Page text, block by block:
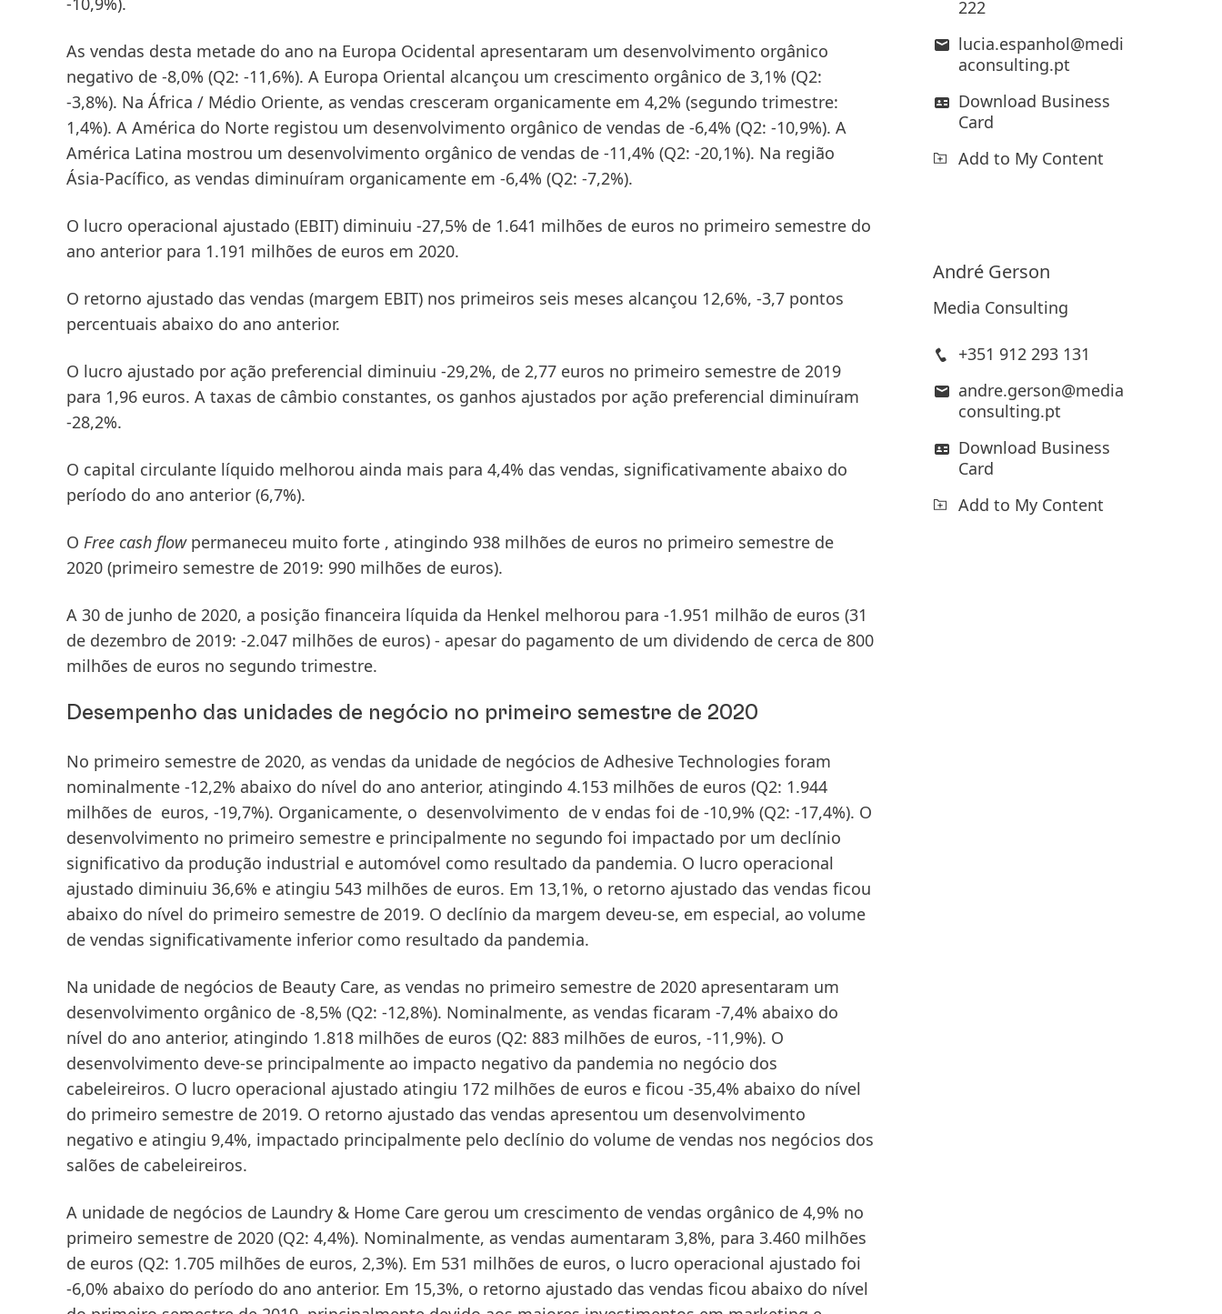
As vendas desta metade do ano na Europa Ocidental apresentaram um desenvolvimento orgânico
negativo de -8,0% (Q2: -11,6%). A Europa Oriental alcançou um crescimento orgânico de 3,1% (Q2:
-3,8%). Na África / Médio Oriente, as vendas cresceram organicamente em 4,2% (segundo trimestre:
1,4%). A América do Norte registou um desenvolvimento orgânico de vendas de -6,4% (Q2: -10,9%). A
América Latina mostrou um desenvolvimento orgânico de vendas de -11,4% (Q2: -20,1%). Na região
Ásia-Pacífico, as vendas diminuíram organicamente em -6,4% (Q2: -7,2%).
O lucro operacional ajustado (EBIT) diminuiu -27,5% de 1.641 milhões de euros no primeiro semestre do
ano anterior para 1.191 milhões de euros em 2020.
O retorno ajustado das vendas (margem EBIT) nos primeiros seis meses alcançou 12,6%, -3,7 pontos
percentuais abaixo do ano anterior.
O lucro ajustado por ação preferencial diminuiu -29,2%, de 2,77 euros no primeiro semestre de 2019
para 1,96 euros. A taxas de câmbio constantes, os ganhos ajustados por ação preferencial diminuíram
-28,2%.
O capital circulante líquido melhorou ainda mais para 4,4% das vendas, significativamente abaixo do
período do ano anterior (6,7%).
O Free cash flowpermaneceu muito forte , atingindo 938 milhões de euros no primeiro semestre de
2020 (primeiro semestre de 2019: 990 milhões de euros).
A 30 de junho de 2020, a posição financeira líquida da Henkel melhorou para -1.951 milhão de euros (31
de dezembro de 2019: -2.047 milhões de euros) - apesar do pagamento de um dividendo de cerca de 800
milhões de euros no segundo trimestre.
Desempenho das unidades de negócio no primeiro semestre de 2020
No primeiro semestre de 2020, as vendas da unidade de negócios de Adhesive Technologies foram
nominalmente -12,2% abaixo do nível do ano anterior, atingindo 4.153 milhões de euros (Q2: 1.944
milhões de euros, -19,7%). Organicamente, o desenvolvimento de v endas foi de -10,9% (Q2: -17,4%). O
desenvolvimento no primeiro semestre e principalmente no segundo foi impactado por um declínio
significativo da produção industrial e automóvel como resultado da pandemia. O lucro operacional
ajustado diminuiu 36,6% e atingiu 543 milhões de euros. Em 13,1%, o retorno ajustado das vendas ficou
abaixo do nível do primeiro semestre de 2019. O declínio da margem deveu-se, em especial, ao volume
de vendas significativamente inferior como resultado da pandemia.
Na unidade de negócios de Beauty Care, as vendas no primeiro semestre de 2020 apresentaram um
desenvolvimento orgânico de -8,5% (Q2: -12,8%). Nominalmente, as vendas ficaram -7,4% abaixo do
nível do ano anterior, atingindo 1.818 milhões de euros (Q2: 883 milhões de euros, -11,9%). O
desenvolvimento deve-se principalmente ao impacto negativo da pandemia no negócio dos
cabeleireiros. O lucro operacional ajustado atingiu 172 milhões de euros e ficou -35,4% abaixo do nível
do primeiro semestre de 2019. O retorno ajustado das vendas apresentou um desenvolvimento
negativo e atingiu 9,4%, impactado principalmente pelo declínio do volume de vendas nos negócios dos
salões de cabeleireiros.
A unidade de negócios de Laundry & Home Care gerou um crescimento de vendas orgânico de 4,9% no
primeiro semestre de 2020 (Q2: 4,4%). Nominalmente, as vendas aumentaram 3,8%, para 3.460 milhões
de euros (Q2: 1.705 milhões de euros, 2,3%). Em 531 milhões de euros, o lucro operacional ajustado foi
-6,0% abaixo do período do ano anterior. Em 15,3%, o retorno ajustado das vendas ficou abaixo do nível
222
lucia.espanhol@medi
aconsulting.pt
Download Business
Card
Add to My Content
André Gerson
Media Consulting
+351 912 293 131
andre.gerson@media
consulting.pt
Download Business
Card
Add to My Content